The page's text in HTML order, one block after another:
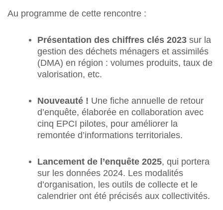
Au programme de cette rencontre :
Présentation des chiffres clés 2023 sur la
gestion des déchets ménagers et assimilés
(DMA) en région : volumes produits, taux de
valorisation, etc.
Nouveauté ! Une fiche annuelle de retour
d’enquête, élaborée en collaboration avec
cinq EPCI pilotes, pour améliorer la
remontée d’informations territoriales.
Lancement de l’enquête 2025, qui portera
sur les données 2024. Les modalités
d’organisation, les outils de collecte et le
calendrier ont été précisés aux collectivités.